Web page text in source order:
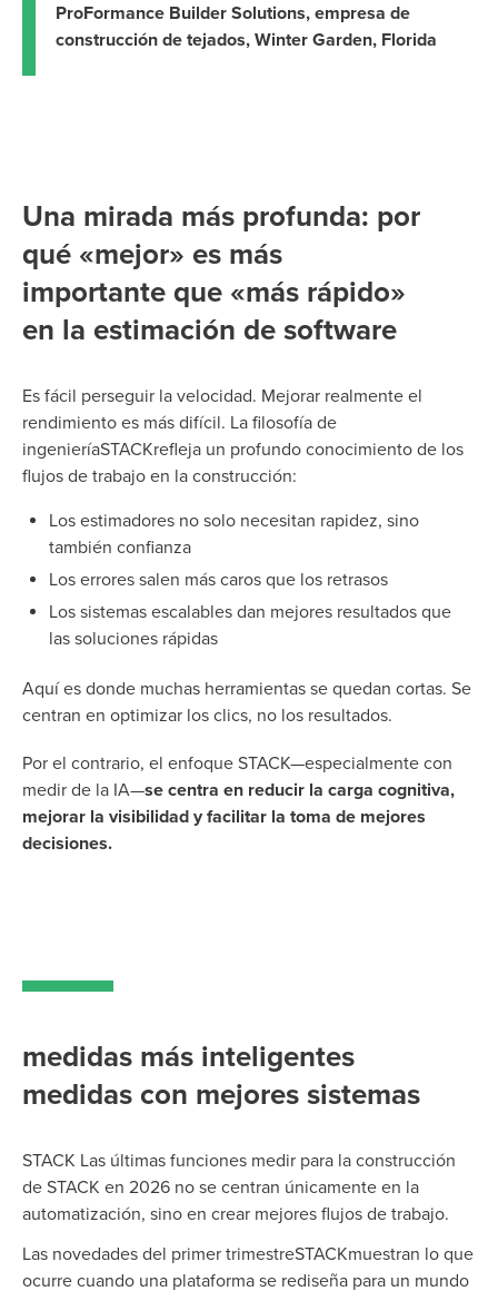
ProFormance Builder Solutions, empresa de
construcción de tejados, Winter Garden, Florida
Una mirada más profunda: por
qué «mejor» es más
importante que «más rápido»
en la estimación de software
Es fácil perseguir la velocidad. Mejorar realmente el
rendimiento es más difícil. La filosofía de
ingenieríaSTACKrefleja un profundo conocimiento de los
flujos de trabajo en la construcción:
Los estimadores no solo necesitan rapidez, sino
también confianza
Los errores salen más caros que los retrasos
Los sistemas escalables dan mejores resultados que
las soluciones rápidas
Aquí es donde muchas herramientas se quedan cortas. Se
centran en optimizar los clics, no los resultados.
Por el contrario, el enfoque STACK—especialmente con
medir de la IA—se centra en reducir la carga cognitiva,
mejorar la visibilidad y facilitar la toma de mejores
decisiones.
medidas más inteligentes
medidas con mejores sistemas
STACK Las últimas funciones medir para la construcción
de STACK en 2026 no se centran únicamente en la
automatización, sino en crear mejores flujos de trabajo.
Las novedades del primer trimestreSTACKmuestran lo que
ocurre cuando una plataforma se rediseña para un mundo